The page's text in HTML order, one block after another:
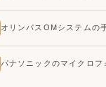
オリンパスOMシステムの
パナソニックのマイクロ